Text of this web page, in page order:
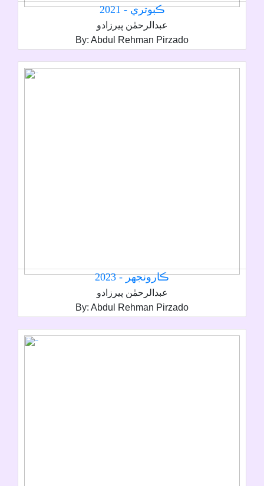
ڪبوتري - 2021
عبدالرحمٰن پيرزادو
By: Abdul Rehman Pirzado
ڪارونجهر - 2023
عبدالرحمٰن پيرزادو
By: Abdul Rehman Pirzado